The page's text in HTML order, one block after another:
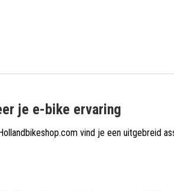
je e-bike ervaring
vind je een uitgebreid